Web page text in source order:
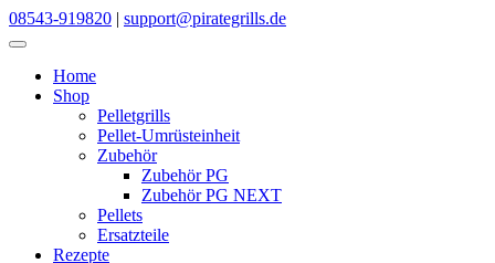
Skip
to
08543-919820 | support@pirategrills.de
Home
Shop
Pelletgrills
Pellet-Umrüsteinheit
Zubehör
Zubehör PG
Zubehör PG NEXT
Pellets
Ersatzteile
Rezepte